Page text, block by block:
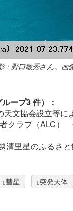
：野口敏秀さん。画
ープ3 件）：
文協会設立等に
クラブ（ALC）
清里星のふるさ
彗星 突発天体